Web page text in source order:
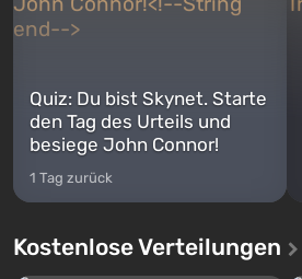
Quiz: Du bist Skynet. Starte
den Tag des Urteils und
besiege John Connor!
1 Tag zurück
Kostenlose Verteilungen